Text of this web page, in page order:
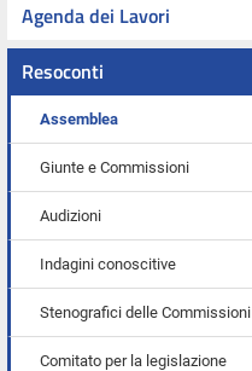
Agenda dei Lavori
Resoconti
Assemblea
Giunte e Commissioni
Audizioni
Indagini conoscitive
Stenografici delle Commissioni
Comitato per la legislazione